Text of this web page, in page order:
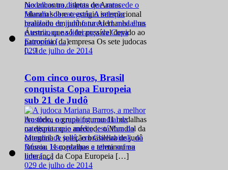
No encontro, atletas de Araras
falaram sobre o estágio internacional
realizado em junho na Alemanha e na
Áustria, que só foi possível devido ao
patrocínio da empresa Os sete judocas
[…]
029 de julho de 2014
Com cinco ouros, Brasil
conquista Copa Europeia
sub 21 de Judô
Ao todo, o grupo faturou 11 medalhas
na disputa que antecede o Mundial da
categoria A seleção brasileira de judô
faturou 11 medalhas e terminou na
liderança da Copa Europeia […]
029 de julho de 2014